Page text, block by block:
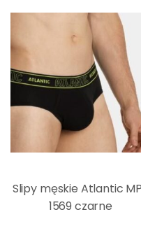
Slipy męskie Atlantic
1569 czarne